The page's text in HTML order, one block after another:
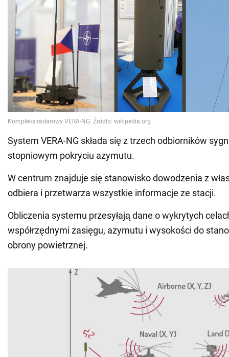
System VERA-NG składa się z trzech odbiorników
stopniowym pokryciu azymutu.
W centrum znajduje się stanowisko dowodzenia z
odbiera i przetwarza wszystkie informacje ze stacji.
Obliczenia systemu przesyłają dane o wykrytych
współrzędnymi zasięgu, azymutu i wysokości do
obrony powietrznej.